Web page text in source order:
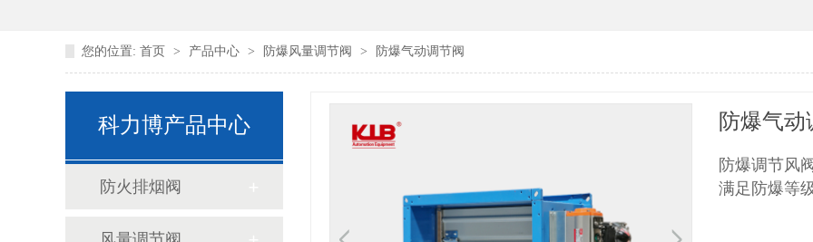
您的位置: 首页 > 产品中心 > 防爆风量调节阀 > 防爆气动调节阀
科力博产品中心
防火排烟阀
防爆气动
防爆调节风
满足防爆等